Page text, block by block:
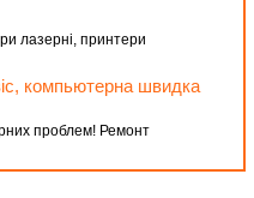
лазерні, принтери
компьютерна швидка
проблем! Ремонт